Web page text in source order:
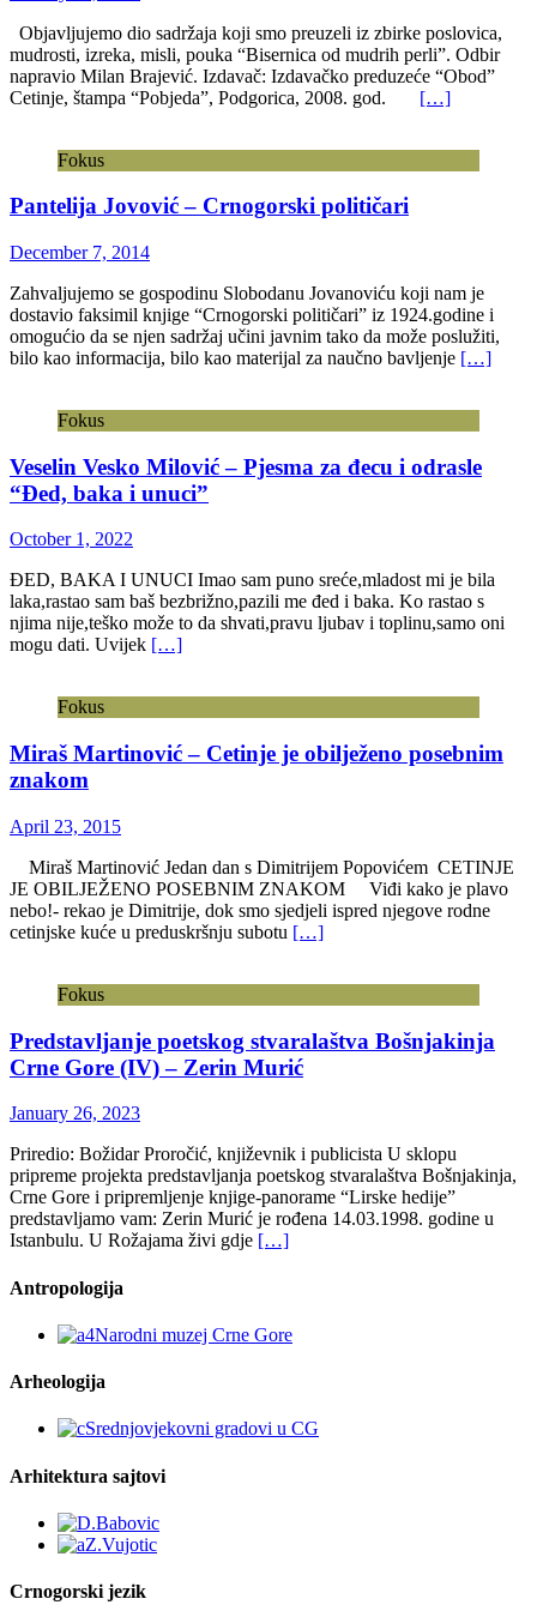
Objavljujemo dio sadržaja koji smo preuzeli iz zbirke poslovica,
mudrosti, izreka, misli, pouka “Bisernica od mudrih perli”. Odbir
napravio Milan Brajević. Izdavač: Izdavačko preduzeće “Obod”
Cetinje, štampa “Pobjeda”, Podgorica, 2008. god. […]
Fokus
Pantelija Jovović – Crnogorski političari
December 7, 2014
Zahvaljujemo se gospodinu Slobodanu Jovanoviću koji nam je
dostavio faksimil knjige “Crnogorski političari” iz 1924.godine i
omogućio da se njen sadržaj učini javnim tako da može poslužiti,
bilo kao informacija, bilo kao materijal za naučno bavljenje […]
Fokus
Veselin Vesko Milović – Pjesma za đecu i odrasle
“Đed, baka i unuci”
October 1, 2022
ĐED, BAKA I UNUCI Imao sam puno sreće,mladost mi je bila
laka,rastao sam baš bezbrižno,pazili me đed i baka. Ko rastao s
njima nije,teško može to da shvati,pravu ljubav i toplinu,samo oni
mogu dati. Uvijek […]
Fokus
Miraš Martinović – Cetinje je obilježeno posebnim
znakom
April 23, 2015
Miraš Martinović Jedan dan s Dimitrijem Popovićem CETINJE
JE OBILJEŽENO POSEBNIM ZNAKOM Viđi kako je plavo
nebo!- rekao je Dimitrije, dok smo sjedjeli ispred njegove rodne
cetinjske kuće u preduskršnju subotu […]
Fokus
Predstavljanje poetskog stvaralaštva Bošnjakinja
Crne Gore (IV) – Zerin Murić
January 26, 2023
Priredio: Božidar Proročić, književnik i publicista U sklopu
pripreme projekta predstavljanja poetskog stvaralaštva Bošnjakinja,
Crne Gore i pripremljenje knjige-panorame “Lirske hedije”
predstavljamo vam: Zerin Murić je rođena 14.03.1998. godine u
Istanbulu. U Rožajama živi gdje […]
Antropologija
Arheologija
Arhitektura sajtovi
Crnogorski jezik